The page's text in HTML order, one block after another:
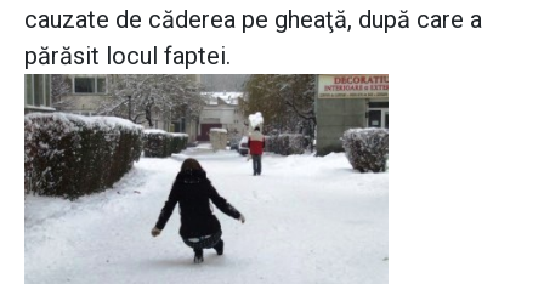
cauzate de căderea pe gheaţă, după care a
părăsit locul faptei.